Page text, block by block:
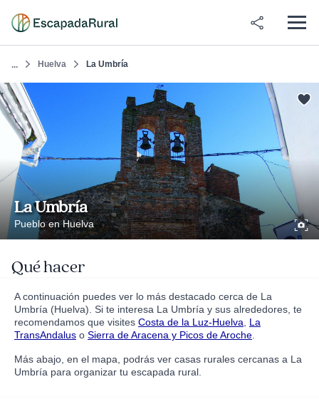
... Huelva La Umbría
La Umbría
Pueblo en Huelva
Qué hacer
A continuación puedes ver lo más destacado cerca de La
Umbría (Huelva). Si te interesa La Umbría y sus alrededores, te
recomendamos que visites Costa de la Luz-Huelva
La
TransAndalus o Sierra de Aracena y Picos de Aroche
Más abajo, en el mapa, podrás ver casas rurales cercanas a La
Umbría para organizar tu escapada rural.